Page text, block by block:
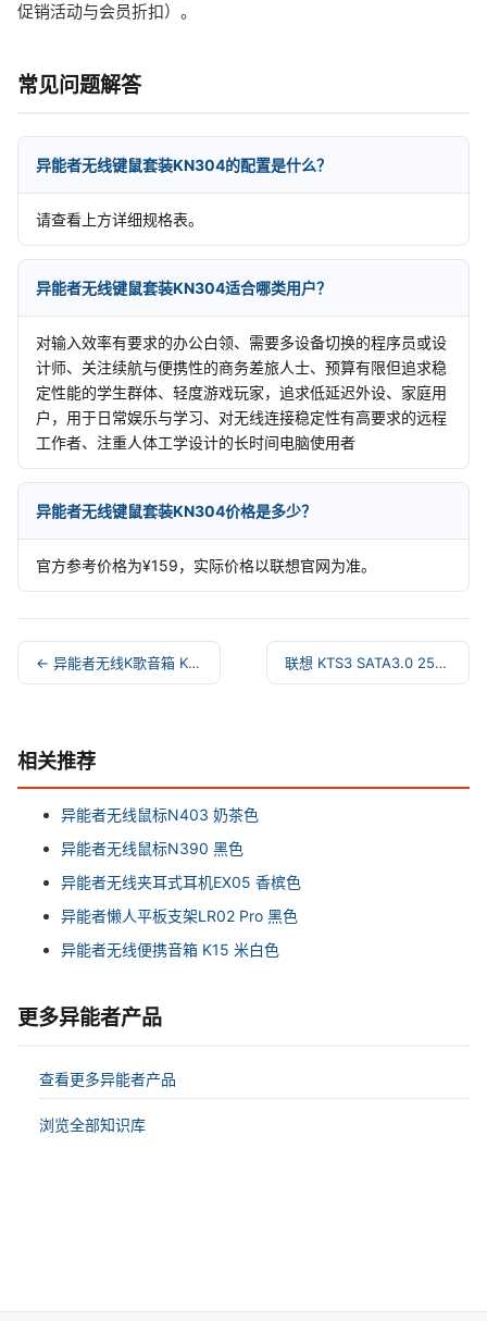
促销活动与会员折扣）。
常见问题解答
异能者无线键鼠套装KN304的配置是什么？
请查看上方详细规格表。
异能者无线键鼠套装KN304适合哪类用户？
对输入效率有要求的办公白领、需要多设备切换的程序员或设
计师、关注续航与便携性的商务差旅人士、预算有限但追求稳
定性能的学生群体、轻度游戏玩家，追求低延迟外设、家庭用
户，用于日常娱乐与学习、对无线连接稳定性有高要求的远程
工作者、注重人体工学设计的长时间电脑使用者
异能者无线键鼠套装KN304价格是多少？
官方参考价格为¥159，实际价格以联想官网为准。
← 异能者无线K歌音箱 K20 双麦 米色 联想 KTS3 SATA3.0 256GB 固志硬盘 →
相关推荐
异能者无线鼠标N403 奶茶色
异能者无线鼠标N390 黑色
异能者无线夹耳式耳机EX05 香槟色
异能者懒人平板支架LR02 Pro 黑色
异能者无线便携音箱 K15 米白色
更多异能者产品
查看更多异能者产品
浏览全部知识库